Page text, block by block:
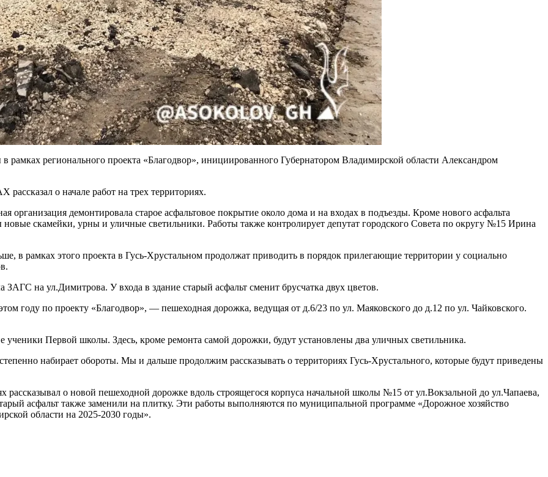
рамках регионального проекта «Благодвор», инициированного Губернатором Владимирской области Александром
о начале работ на трех территориях.
демонтировала старое асфальтовое покрытие около дома и на входах в подъезды. Кроме нового асфальта
новые скамейки, урны и уличные светильники. Работы также контролирует депутат городского Совета по округу №15 Ирина
в рамках этого проекта в Гусь-Хрустальном продолжат приводить в порядок прилегающие территории у социально
на ул.Димитрова. У входа в здание старый асфальт сменит брусчатка двух цветов.
году по проекту «Благодвор», — пешеходная дорожка, ведущая от д.6/23 по ул. Маяковского до д.12 по ул. Чайковского.
Первой школы. Здесь, кроме ремонта самой дорожки, будут установлены два уличных светильника.
набирает обороты. Мы и дальше продолжим рассказывать о территориях Гусь-Хрустального, которые будут приведены
рассказывал о новой пешеходной дорожке вдоль строящегося корпуса начальной школы №15 от ул.Вокзальной до ул.Чапаева,
асфальт также заменили на плитку. Эти работы выполняются по муниципальной программе «Дорожное хозяйство
области на 2025-2030 годы».